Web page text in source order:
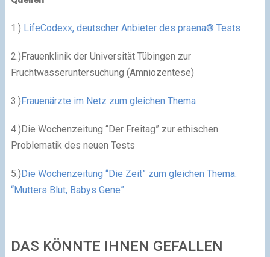
1.) LifeCodexx, deutscher Anbieter des praena® Tests
2.)Frauenklinik der Universität Tübingen zur
Fruchtwasseruntersuchung (Amniozentese)
3.)Frauenärzte im Netz zum gleichen Thema
4.)Die Wochenzeitung “Der Freitag” zur ethischen
Problematik des neuen Tests
5.)Die Wochenzeitung “Die Zeit” zum gleichen Thema:
“Mutters Blut, Babys Gene”
DAS KÖNNTE IHNEN GEFALLEN